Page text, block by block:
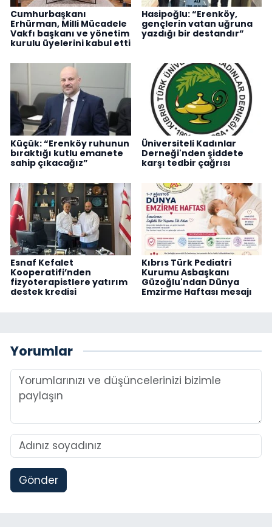
Cumhurbaşkanı
Erhürman, Milli Mücadele
Vakfı başkanı ve yönetim
kurulu üyelerini kabul etti
Hasipoğlu: “Erenköy,
gençlerin vatan uğruna
yazdığı bir destandır”
Küçük: “Erenköy ruhunun
bıraktığı kutlu emanete
sahip çıkacağız”
Üniversiteli Kadınlar
Derneği'nden şiddete
karşı tedbir çağrısı
Esnaf Kefalet
Kooperatifi’nden
fizyoterapistlere yatırım
destek kredisi
Kıbrıs Türk Pediatri
Kurumu Asbaşkanı
Güzoğlu'ndan Dünya
Emzirme Haftası mesajı
Yorumlar
Gönder